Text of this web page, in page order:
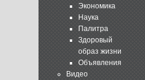
Экономика
Наука
Палитра
Здоровый
образ жизни
Объявления
Видео